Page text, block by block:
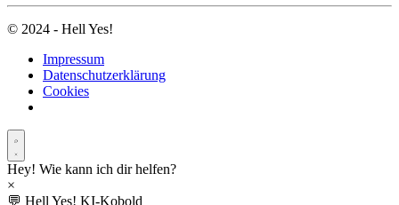
© 2024 - Hell Yes!
Impressum
Datenschutzerklärung
Cookies
Hey! Wie kann ich dir helfen?
×
💬 Hell Yes! KI-Kobold